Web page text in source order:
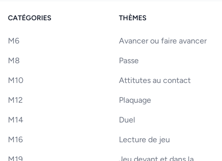
CATÉGORIES
M6
M8
M10
M12
M14
M16
THÈMES
Avancer ou faire avancer
Passe
Attitutes au contact
Plaquage
Duel
Lecture de jeu